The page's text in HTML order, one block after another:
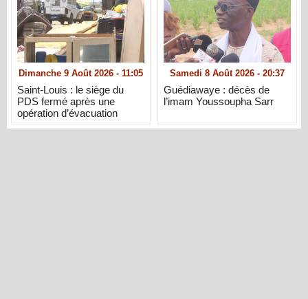
Dimanche 9 Août 2026 - 11:05
Saint-Louis : le siège du
PDS fermé après une
opération d’évacuation
Samedi 8 Août 2026 - 20:37
Guédiawaye : décès de
l’imam Youssoupha Sarr